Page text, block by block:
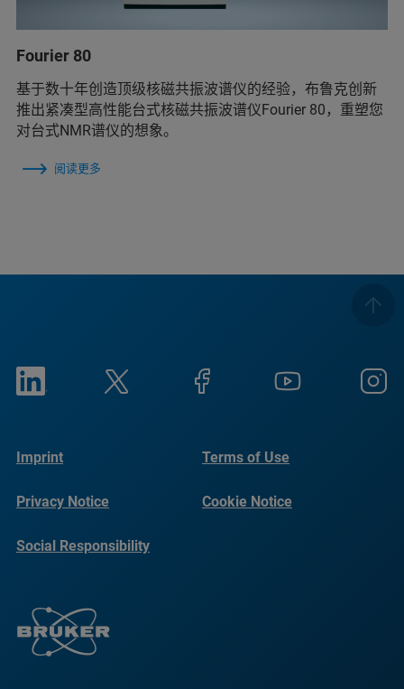
Fourier 80
基于数十年创造顶级核磁共振波谱仪的经验，布鲁克创新
推出紧凑型高性能台式核磁共振波谱仪Fourier 80，重塑您
对台式NMR谱仪的想象。
阅读更多
Imprint Terms of Use
Privacy Notice Cookie Notice
Social Responsibility